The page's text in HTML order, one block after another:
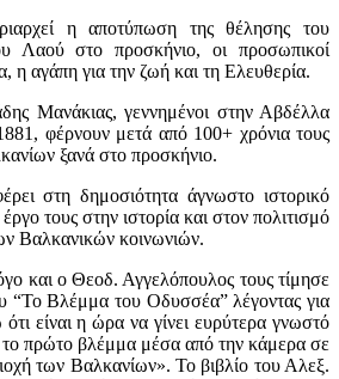
η αποτύπωση της θέλησης του
Λαού στο προσκήνιο, οι προσωπικοί
η αγάπη για την ζωή και τη Ελευθερία.
Μανάκιας, γεννημένοι στην Αβδέλλα
φέρνουν μετά από 100+ χρόνια τους
ξανά στο προσκήνιο.
στη δημοσιότητα άγνωστο ιστορικό
τους στην ιστορία και στον πολιτισμό
Βαλκανικών κοινωνιών.
και ο Θεοδ. Αγγελόπουλος τους τίμησε
“Το Βλέμμα του Οδυσσέα” λέγοντας για
είναι η ώρα να γίνει ευρύτερα γνωστό
το πρώτο βλέμμα μέσα από την κάμερα σε
των Βαλκανίων». Το βιβλίο του Αλεξ.